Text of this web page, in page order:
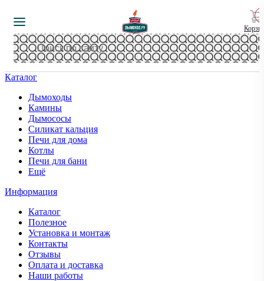
Каталог
Дымоходы
Камины
Дымососы
Силикат кальция
Печи для дома
Котлы
Печи для бани
Ещё
Информация
Каталог
Полезное
Установка и монтаж
Контакты
Отзывы
Оплата и доставка
Наши работы